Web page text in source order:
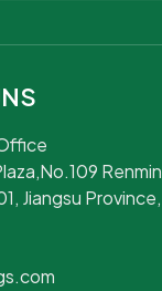
Renmin
Jiangsu Province,